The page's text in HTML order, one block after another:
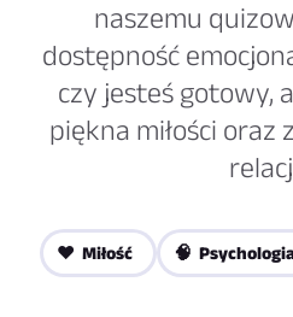
naszemu
dostępność
czy jesteś gotowy,
piękna miłości oraz
❤️ Miłość 🧠